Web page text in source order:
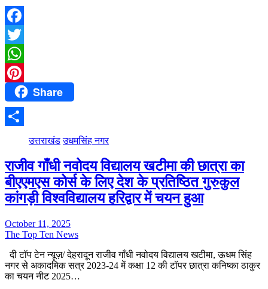
Facebook
Twitter
WhatsApp
PinterestShare
उत्तराखंड उधमसिंह नगर
राजीव गाँधी नवोदय विद्यालय खटीमा की छात्रा का
बीएएमएस कोर्स के लिए देश के प्रतिष्ठित गुरुकुल
कांगड़ी विश्वविद्यालय हरिद्वार में चयन हुआ
October 11, 2025
The Top Ten News
दी टॉप टेन न्यूज़/ देहरादून राजीव गाँधी नवोदय विद्यालय खटीमा, ऊधम सिंह
नगर से अकादमिक सत्र 2023-24 में कक्षा 12 की टॉपर छात्रा कनिष्का ठाकुर
का चयन नीट 2025…